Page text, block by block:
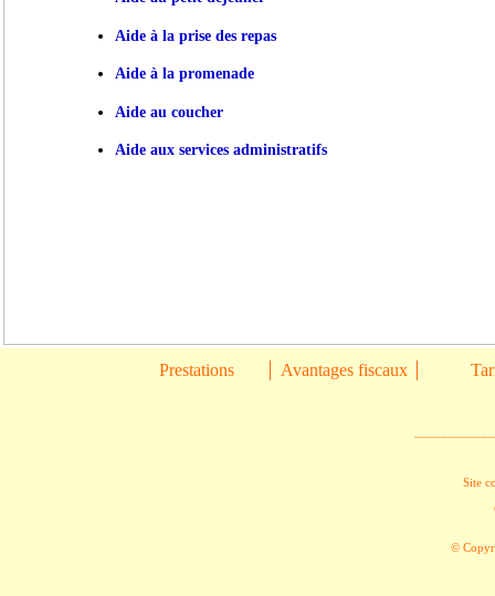
Aide à la prise des repas
Aide à la promenade
Aide au coucher
Aide aux services administratifs
Prestations Avantages fiscaux
Site
©